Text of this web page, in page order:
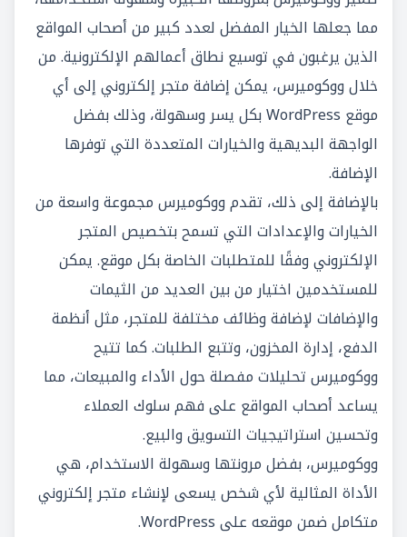
مما جعلها الخيار المفضل لعدد كبير من أصحاب المواقع
الذين يرغبون في توسيع نطاق أعمالهم الإلكترونية. من
خلال ووكوميرس، يمكن إضافة متجر إلكتروني إلى أي
موقع WordPress بكل يسر وسهولة، وذلك بفضل
الواجهة البديهية والخيارات المتعددة التي توفرها
الإضافة.
بالإضافة إلى ذلك، تقدم ووكوميرس مجموعة واسعة من
الخيارات والإعدادات التي تسمح بتخصيص المتجر
الإلكتروني وفقًا للمتطلبات الخاصة بكل موقع. يمكن
للمستخدمين اختيار من بين العديد من الثيمات
والإضافات لإضافة وظائف مختلفة للمتجر، مثل أنظمة
الدفع، إدارة المخزون، وتتبع الطلبات. كما تتيح
ووكوميرس تحليلات مفصلة حول الأداء والمبيعات، مما
يساعد أصحاب المواقع على فهم سلوك العملاء
وتحسين استراتيجيات التسويق والبيع.
ووكوميرس، بفضل مرونتها وسهولة الاستخدام، هي
الأداة المثالية لأي شخص يسعى لإنشاء متجر إلكتروني
متكامل ضمن موقعه على WordPress.